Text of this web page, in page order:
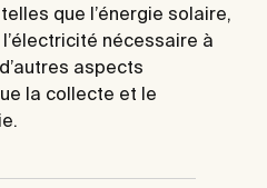
que l’énergie solaire,
nécessaire à
aspects
la collecte et le